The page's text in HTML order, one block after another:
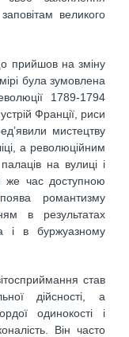
великого
прийшов на зміну
була зумовлена
1789-1794
Франції, риси
мистецтву
а революційним
на вулиці і
же час доступною
романтизму
в результатах
і в буржуазному
став
дійсності, а
одинокості і
Він часто